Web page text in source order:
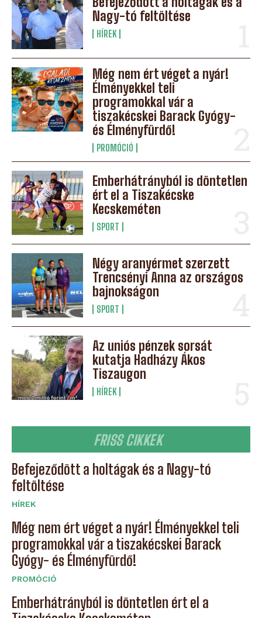
Nagy-tó feltöltése
HÍREK
Még nem ért véget a nyár!
Élményekkel teli
programokkal vár a
tiszakécskei Barack Gyógy-
és Élményfürdő!
PROMÓCIÓ
Emberhátrányból is döntetlen
ért el a Tiszakécske
Kecskeméten
SPORT
Négy aranyérmet szerzett
Trencsényi Anna az országos
bajnokságon
SPORT
Az uniós pénzek sorsát
kutatja Hadházy Ákos
Tiszaugon
HÍREK
FRISS CIKKEK
Befejeződött a holtágak és a Nagy-tó
feltöltése
HÍREK
Még nem ért véget a nyár! Élményekkel teli
programokkal vár a tiszakécskei Barack
Gyógy- és Élményfürdő!
PROMÓCIÓ
Emberhátrányból is döntetlen ért el a